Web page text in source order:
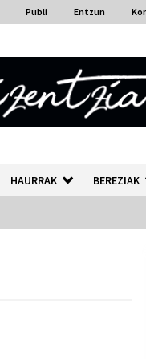
Publi Entzun
HAURRAK BEREZIAK